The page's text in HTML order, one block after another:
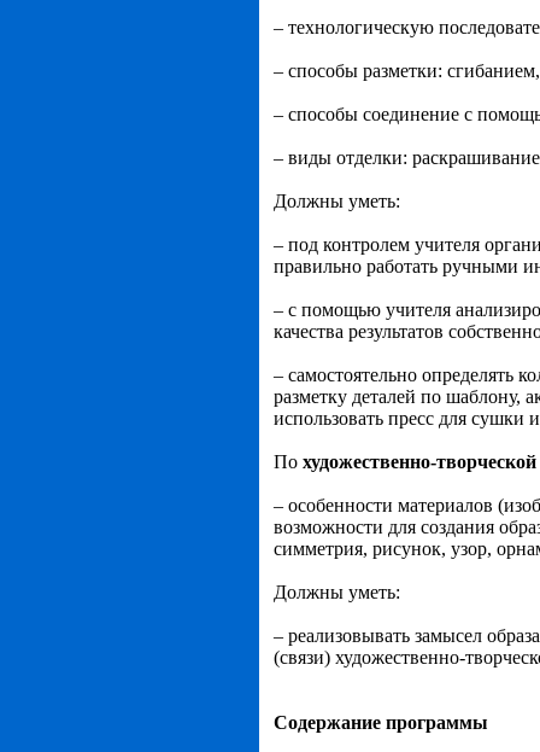
– технологическую
– способы разметки:
– способы соединение с
– виды отделки:
Должны уметь:
– под контролем учителя
правильно работать ручными
– с помощью учителя
качества результатов
– самостоятельно определять
разметку деталей по шаблону,
использовать пресс для сушки
По художественно-творческой
– особенности материалов
возможности для создания
симметрия, рисунок, узор,
Должны уметь:
– реализовывать замысел
(связи) художественно-
Содержание программы